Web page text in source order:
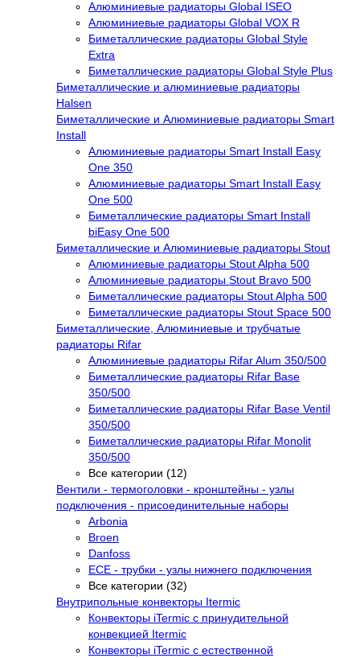
Алюминиевые радиаторы Global ISEO
Алюминиевые радиаторы Global VOX R
Биметаллические радиаторы Global Style
Extra
Биметаллические радиаторы Global Style Plus
Биметаллические и алюминиевые радиаторы
Halsen
Биметаллические и Алюминиевые радиаторы Smart
Install
Алюминиевые радиаторы Smart Install Easy
One 350
Алюминиевые радиаторы Smart Install Easy
One 500
Биметаллические радиаторы Smart Install
biEasy One 500
Биметаллические и Алюминиевые радиаторы Stout
Алюминиевые радиаторы Stout Alpha 500
Алюминиевые радиаторы Stout Bravo 500
Биметаллические радиаторы Stout Alpha 500
Биметаллические радиаторы Stout Space 500
Биметаллические, Алюминиевые и трубчатые
радиаторы Rifar
Алюминиевые радиаторы Rifar Alum 350/500
Биметаллические радиаторы Rifar Base
350/500
Биметаллические радиаторы Rifar Base Ventil
350/500
Биметаллические радиаторы Rifar Monolit
350/500
Все категории (12)
Вентили - термоголовки - кронштейны - узлы
подключения - присоединительные наборы
Arbonia
Broen
Danfoss
ECE - трубки - узлы нижнего подключения
Все категории (32)
Внутрипольные конвекторы Itermic
Конвекторы iTermic c принудительной
конвекцией Itermic
Конвекторы iTermic с естественной